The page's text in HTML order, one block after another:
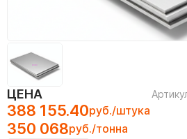
ЦЕНА
388 155.40руб./штука
350 068руб./тонна